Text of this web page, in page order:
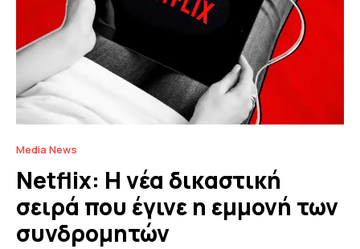
Media News
Netflix: Η νέα δικαστική
σειρά που έγινε η εμμονή των
συνδρομητών